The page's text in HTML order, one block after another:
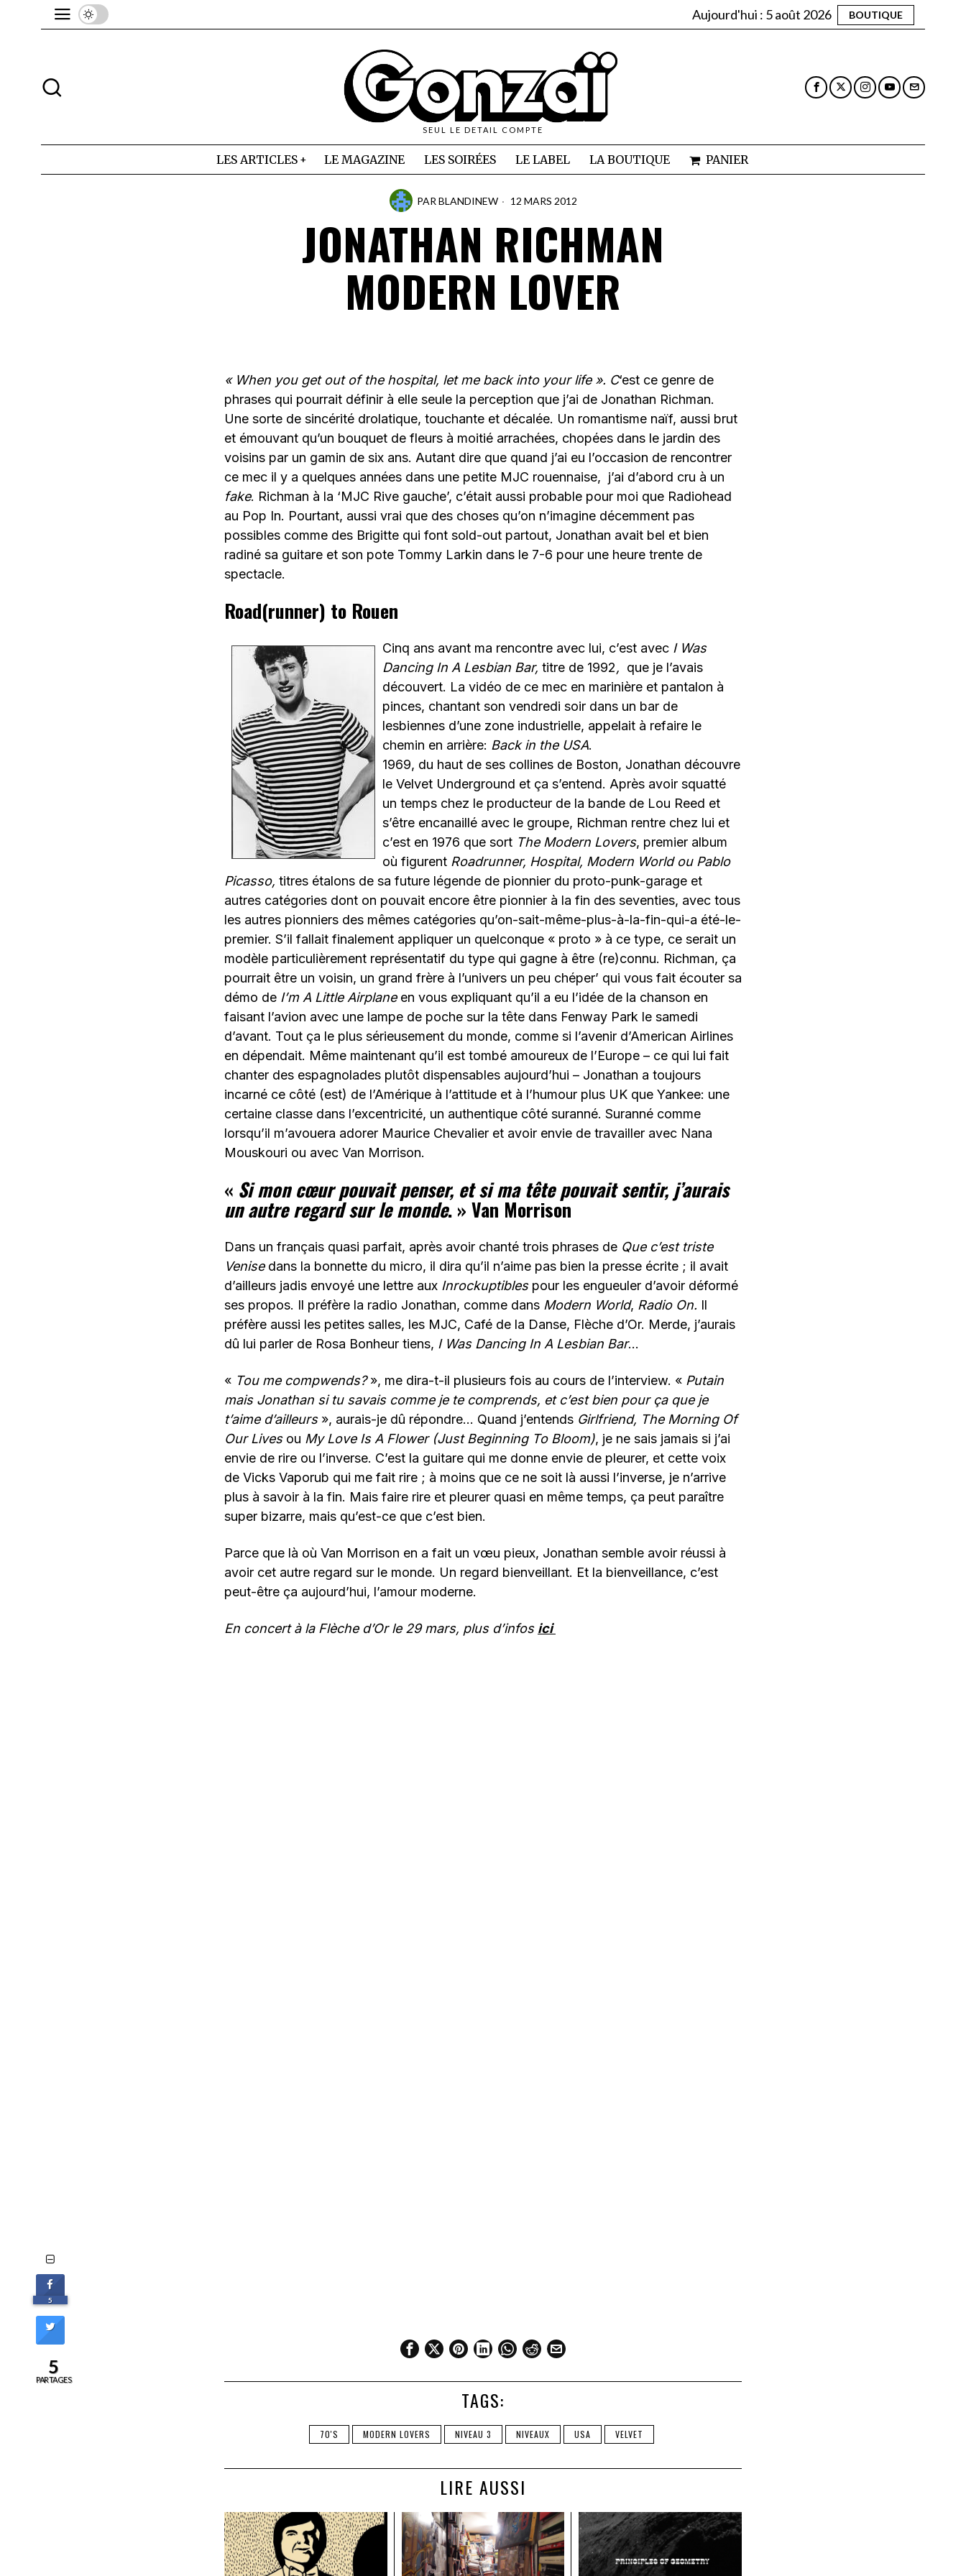
Aujourd'hui : 5 août 2026 BOUTIQUE
SEUL LE DETAIL COMPTE
LES ARTICLES LE MAGAZINE LES SOIRÉES LE LABEL LA BOUTIQUE PANIER
PAR BLANDINEW 12 MARS 2012
JONATHAN RICHMAN
MODERN LOVER
« When you get out of the hospital, let me back into your life ». C‘est ce genre de
phrases qui pourrait définir à elle seule la perception que j’ai de Jonathan Richman.
Une sorte de sincérité drolatique, touchante et décalée. Un romantisme naïf, aussi brut
et émouvant qu’un bouquet de fleurs à moitié arrachées, chopées dans le jardin des
voisins par un gamin de six ans. Autant dire que quand j’ai eu l’occasion de rencontrer
ce mec il y a quelques années dans une petite MJC rouennaise, j’ai d’abord cru à un
fake. Richman à la ‘MJC Rive gauche’, c’était aussi probable pour moi que Radiohead
au Pop In. Pourtant, aussi vrai que des choses qu’on n’imagine décemment pas
possibles comme des Brigitte qui font sold-out partout, Jonathan avait bel et bien
radiné sa guitare et son pote Tommy Larkin dans le 7-6 pour une heure trente de
spectacle.
Road(runner) to Rouen
Cinq ans avant ma rencontre avec lui, c’est avec I Was
Dancing In A Lesbian Bar, titre de 1992, que je l’avais
découvert. La vidéo de ce mec en marinière et pantalon à
pinces, chantant son vendredi soir dans un bar de
lesbiennes d’une zone industrielle, appelait à refaire le
chemin en arrière: Back in the USA.
1969, du haut de ses collines de Boston, Jonathan découvre
le Velvet Underground et ça s’entend. Après avoir squatté
un temps chez le producteur de la bande de Lou Reed et
s’être encanaillé avec le groupe, Richman rentre chez lui et
c’est en 1976 que sort The Modern Lovers, premier album
où figurent Roadrunner, Hospital, Modern World ou Pablo
Picasso, titres étalons de sa future légende de pionnier du proto-punk-garage et
autres catégories dont on pouvait encore être pionnier à la fin des seventies, avec tous
les autres pionniers des mêmes catégories qu’on-sait-même-plus-à-la-fin-qui-a été-le-
premier. S’il fallait finalement appliquer un quelconque « proto » à ce type, ce serait un
modèle particulièrement représentatif du type qui gagne à être (re)connu. Richman, ça
pourrait être un voisin, un grand frère à l’univers un peu chéper’ qui vous fait écouter sa
démo de I’m A Little Airplaneen vous expliquant qu’il a eu l’idée de la chanson en
faisant l’avion avec une lampe de poche sur la tête dans Fenway Park le samedi
d’avant. Tout ça le plus sérieusement du monde, comme si l’avenir d’American Airlines
en dépendait. Même maintenant qu’il est tombé amoureux de l’Europe – ce qui lui fait
chanter des espagnolades plutôt dispensables aujourd’hui – Jonathan a toujours
incarné ce côté (est) de l’Amérique à l’attitude et à l’humour plus UK que Yankee: une
certaine classe dans l’excentricité, un authentique côté suranné. Suranné comme
lorsqu’il m’avouera adorer Maurice Chevalier et avoir envie de travailler avec Nana
Mouskouri ou avec Van Morrison.
« Si mon cœur pouvait penser, et si ma tête pouvait sentir, j’aurais
un autre regard sur le monde. » Van Morrison
Dans un français quasi parfait, après avoir chanté trois phrases de Que c’est triste
Venisedans la bonnette du micro, il dira qu’il n’aime pas bien la presse écrite ; il avait
d’ailleurs jadis envoyé une lettre aux Inrockuptibles pour les engueuler d’avoir déformé
ses propos. Il préfère la radio Jonathan, comme dans Modern World, Radio On. Il
préfère aussi les petites salles, les MJC, Café de la Danse, Flèche d’Or. Merde, j’aurais
dû lui parler de Rosa Bonheur tiens, I Was Dancing In A Lesbian Bar…
« Tou me compwends?», me dira-t-il plusieurs fois au cours de l’interview. « Putain
mais Jonathan si tu savais comme je te comprends, et c’est bien pour ça que je
t’aime d’ailleurs», aurais-je dû répondre… Quand j’entends Girlfriend, The Morning Of
Our Livesou My Love Is A Flower (Just Beginning To Bloom), je ne sais jamais si j’ai
envie de rire ou l’inverse. C’est la guitare qui me donne envie de pleurer, et cette voix
de Vicks Vaporub qui me fait rire ; à moins que ce ne soit là aussi l’inverse, je n’arrive
plus à savoir à la fin. Mais faire rire et pleurer quasi en même temps, ça peut paraître
super bizarre, mais qu’est-ce que c’est bien.
Parce que là où Van Morrison en a fait un vœu pieux, Jonathan semble avoir réussi à
avoir cet autre regard sur le monde. Un regard bienveillant. Et la bienveillance, c’est
peut-être ça aujourd’hui, l’amour moderne.
En concert à la Flèche d’Or le 29 mars, plus d’infos ici
TAGS:
70'S MODERN LOVERS NIVEAU 3 NIVEAUX USA VELVET
LIRE AUSSI
5
5
PARTAGES